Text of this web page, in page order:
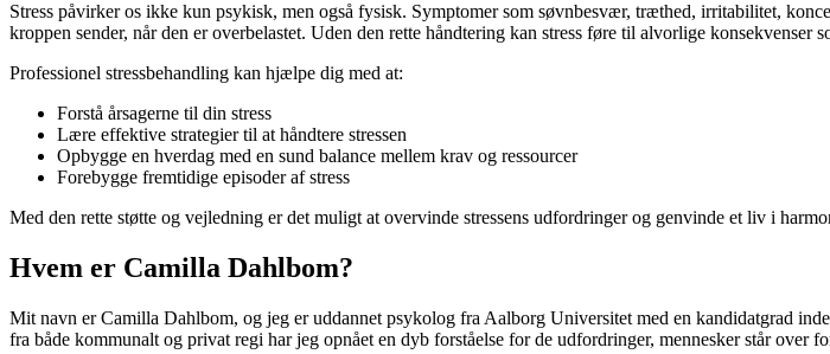
Stress påvirker os ikke kun psykisk, men også fysisk. Symptomer som søvnbesvær, træthed, irritabilitet,
kroppen sender, når den er overbelastet. Uden den rette håndtering kan stress føre til alvorlige konsekvenser
Professionel stressbehandling kan hjælpe dig med at:
Forstå årsagerne til din stress
Lære effektive strategier til at håndtere stressen
Opbygge en hverdag med en sund balance mellem krav og ressourcer
Forebygge fremtidige episoder af stress
Med den rette støtte og vejledning er det muligt at overvinde stressens udfordringer og genvinde et liv i
Hvem er Camilla Dahlbom?
Mit navn er Camilla Dahlbom, og jeg er uddannet psykolog fra Aalborg Universitet med en kandidatgrad
fra både kommunalt og privat regi har jeg opnået en dyb forståelse for de udfordringer, mennesker står over